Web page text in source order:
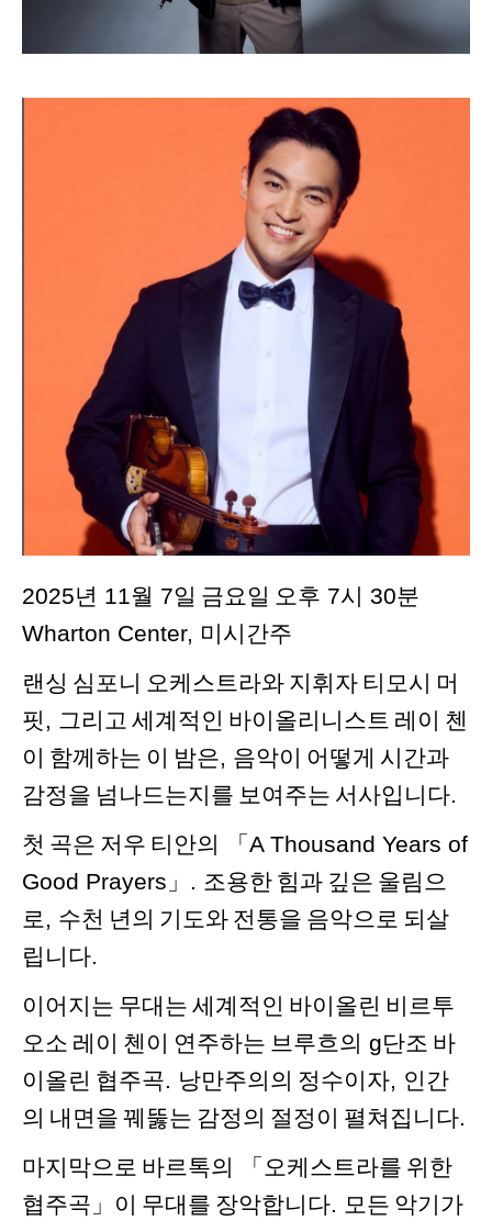
2025년 11월 7일 금요일 오후 7시 30분
Wharton Center, 미시간주
랜싱 심포니 오케스트라와 지휘자 티모시 머
핏 , 그리고 세계적인 바이올리니스트 레이 첸
이 함께하는 이 밤은, 음악이 어떻게 시간과
감정을 넘나드는지를 보여주는 서사입니다.
첫 곡은 저우 티안의
「A Thousand Years of
Good Prayers」. 조용한 힘과 깊은 울림으
로, 수천 년의 기도와 전통을 음악으로 되살
립니다.
이어지는 무대는 세계적인 바이올린 비르투
오소 레이 첸이 연주하는 브루흐의 g단조 바
이올린 협주곡. 낭만주의의 정수이자, 인간
의 내면을 꿰뚫는 감정의 절정이 펼쳐집니다.
마지막으로 바르톡의 「 오케스트라를 위한
협주곡 」 이 무대를 장악합니다. 모든 악기가